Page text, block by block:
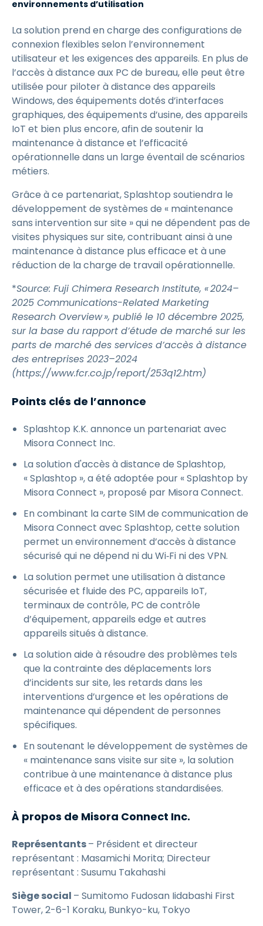
environnements d’utilisation
La solution prend en charge des configurations de
connexion flexibles selon l’environnement
utilisateur et les exigences des appareils. En plus de
l’accès à distance aux PC de bureau, elle peut être
utilisée pour piloter à distance des appareils
Windows, des équipements dotés d’interfaces
graphiques, des équipements d’usine, des appareils
IoT et bien plus encore, afin de soutenir la
maintenance à distance et l’efficacité
opérationnelle dans un large éventail de scénarios
métiers.
Grâce à ce partenariat, Splashtop soutiendra le
développement de systèmes de « maintenance
sans intervention sur site » qui ne dépendent pas de
visites physiques sur site, contribuant ainsi à une
maintenance à distance plus efficace et à une
réduction de la charge de travail opérationnelle.
*Source: Fuji Chimera Research Institute, « 2024–
2025 Communications-Related Marketing
Research Overview », publié le 10 décembre 2025,
sur la base du rapport d’étude de marché sur les
parts de marché des services d’accès à distance
des entreprises 2023–2024
(https://www.fcr.co.jp/report/253q12.htm)
Points clés de l’annonce
Splashtop K.K. annonce un partenariat avec
Misora Connect Inc.
La solution d'accès à distance de Splashtop,
« Splashtop », a été adoptée pour « Splashtop by
Misora Connect », proposé par Misora Connect.
En combinant la carte SIM de communication de
Misora Connect avec Splashtop, cette solution
permet un environnement d’accès à distance
sécurisé qui ne dépend ni du Wi‑Fi ni des VPN.
La solution permet une utilisation à distance
sécurisée et fluide des PC, appareils IoT,
terminaux de contrôle, PC de contrôle
d’équipement, appareils edge et autres
appareils situés à distance.
La solution aide à résoudre des problèmes tels
que la contrainte des déplacements lors
d’incidents sur site, les retards dans les
interventions d’urgence et les opérations de
maintenance qui dépendent de personnes
spécifiques.
En soutenant le développement de systèmes de
« maintenance sans visite sur site », la solution
contribue à une maintenance à distance plus
efficace et à des opérations standardisées.
À propos de Misora Connect Inc.
Représentants– Président et directeur
représentant : Masamichi Morita; Directeur
représentant : Susumu Takahashi
Siège social – Sumitomo Fudosan Iidabashi First
Tower, 2-6-1 Koraku, Bunkyo-ku, Tokyo